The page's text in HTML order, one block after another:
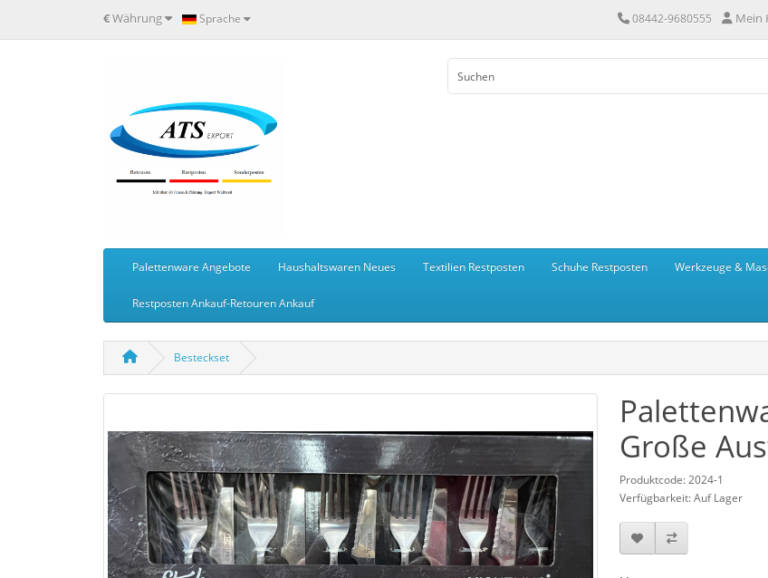
€Währung Sprache 08442-9680555 Mein
Palettenware Angebote Haushaltswaren Neues Textilien Restposten Schuhe Restposten Werkzeuge &
Restposten Ankauf-Retouren Ankauf
Besteckset
Große
Produktcode: 2024-1
Verfügbarkeit: Auf Lager